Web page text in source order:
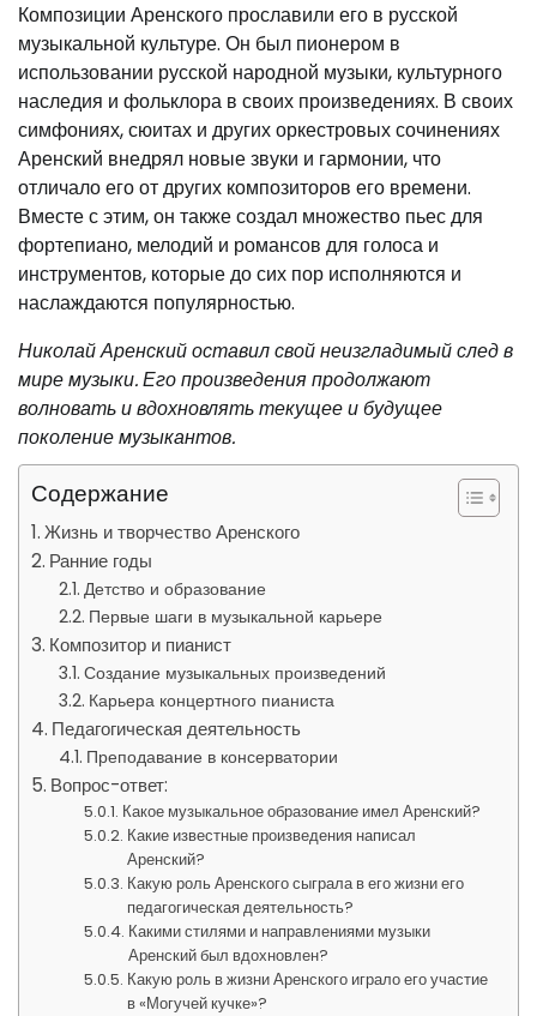
Композиции Аренского прославили его в русской
музыкальной культуре. Он был пионером в
использовании русской народной музыки, культурного
наследия и фольклора в своих произведениях. В своих
симфониях, сюитах и других оркестровых сочинениях
Аренский внедрял новые звуки и гармонии, что
отличало его от других композиторов его времени.
Вместе с этим, он также создал множество пьес для
фортепиано, мелодий и романсов для голоса и
инструментов, которые до сих пор исполняются и
наслаждаются популярностью.
Николай Аренский оставил свой неизгладимый след в
мире музыки. Его произведения продолжают
волновать и вдохновлять текущее и будущее
поколение музыкантов.
Содержание
Жизнь и творчество Аренского
Ранние годы
Детство и образование
Первые шаги в музыкальной карьере
Композитор и пианист
Создание музыкальных произведений
Карьера концертного пианиста
Педагогическая деятельность
Преподавание в консерватории
Вопрос-ответ:
Какое музыкальное образование имел Аренский?
Какие известные произведения написал
Аренский?
Какую роль Аренского сыграла в его жизни его
педагогическая деятельность?
Какими стилями и направлениями музыки
Аренский был вдохновлен?
Какую роль в жизни Аренского играло его участие
в «Могучей кучке»?